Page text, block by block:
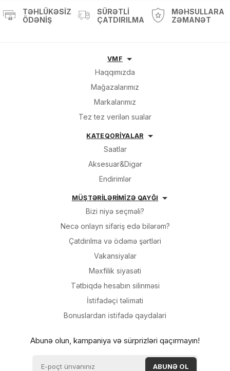
TƏHLÜKƏSIZ
ÖDƏNIŞ
SÜRƏTLI
ÇATDIRILMA
MƏHSULLARA
ZƏMANƏT
VMF
Haqqımızda
Mağazalarımız
Markalarımız
Tez tez verilən sualar
KATEQORİYALAR
Saatlar
Aksesuar&Digər
Endirimlər
MÜŞTƏRİLƏRİMİZƏ QAYĞI
Bizi niyə seçməli?
Necə onlayn sifariş edə bilərəm?
Çatdırılma və ödəmə şərtləri
Vakansiyalar
Məxfilik siyasəti
Tətbiqdə hesabın silinməsi
İsti̇fadəçi̇ təli̇mati
Bonuslardan i̇sti̇fadə qaydalari
Abunə olun, kampaniya və sürprizləri qaçırmayın!